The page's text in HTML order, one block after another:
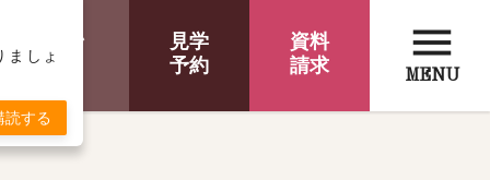
ンライン
相談
見学
予約
資料
請求
menu
MENU
しょ
読する